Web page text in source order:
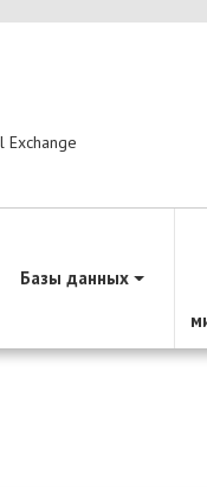
Exchange
Базы данных